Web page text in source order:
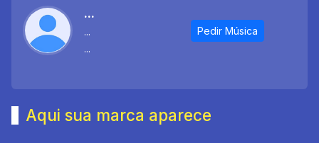
...
...
...
Pedir Música
Aqui sua marca aparece